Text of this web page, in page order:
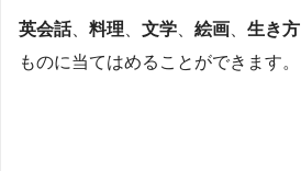
英会話、 料理、 文学、 絵画、 生き方
ものに当てはめることができます。